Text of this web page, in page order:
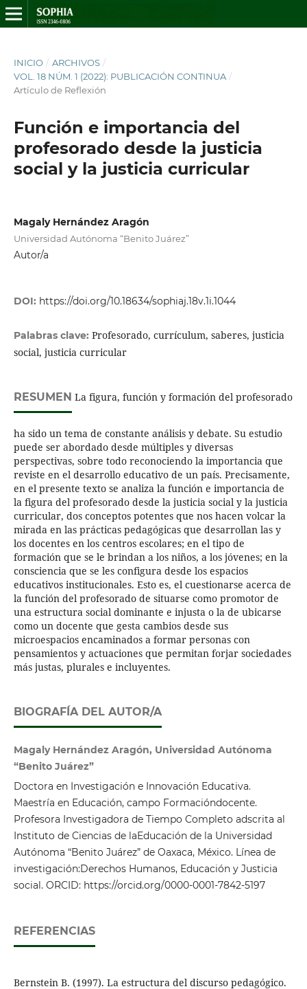
INICIO / ARCHIVOS /
VOL. 18 NÚM. 1 (2022): PUBLICACIÓN CONTINUA /
Artículo de Reflexión
Función e importancia del
profesorado desde la justicia
social y la justicia curricular
Magaly Hernández Aragón
Universidad Autónoma “Benito Juárez”
Autor/a
DOI: https://doi.org/10.18634/sophiaj.18v.1i.1044
Palabras clave: Profesorado, currículum, saberes, justicia
social, justicia curricular
RESUMEN La figura, función y formación del profesorado
ha sido un tema de constante análisis y debate. Su estudio
puede ser abordado desde múltiples y diversas
perspectivas, sobre todo reconociendo la importancia que
reviste en el desarrollo educativo de un país. Precisamente,
en el presente texto se analiza la función e importancia de
la figura del profesorado desde la justicia social y la justicia
curricular, dos conceptos potentes que nos hacen volcar la
mirada en las prácticas pedagógicas que desarrollan las y
los docentes en los centros escolares; en el tipo de
formación que se le brindan a los niños, a los jóvenes; en la
consciencia que se les configura desde los espacios
educativos institucionales. Esto es, el cuestionarse acerca de
la función del profesorado de situarse como promotor de
una estructura social dominante e injusta o la de ubicarse
como un docente que gesta cambios desde sus
microespacios encaminados a formar personas con
pensamientos y actuaciones que permitan forjar sociedades
más justas, plurales e incluyentes.
BIOGRAFÍA DEL AUTOR/A
Magaly Hernández Aragón, Universidad Autónoma
“Benito Juárez”
Doctora en Investigación e Innovación Educativa.
Maestría en Educación, campo Formacióndocente.
Profesora Investigadora de Tiempo Completo adscrita al
Instituto de Ciencias de laEducación de la Universidad
Autónoma “Benito Juárez” de Oaxaca, México. Línea de
investigación:Derechos Humanos, Educación y Justicia
social. ORCID: https://orcid.org/0000-0001-7842-5197
REFERENCIAS
Bernstein B. (1997). La estructura del discurso pedagógico.